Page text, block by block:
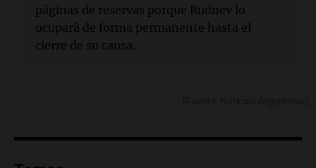
páginas de reservas porque Rudnev lo
ocupará de forma permanente hasta el
cierre de su causa.